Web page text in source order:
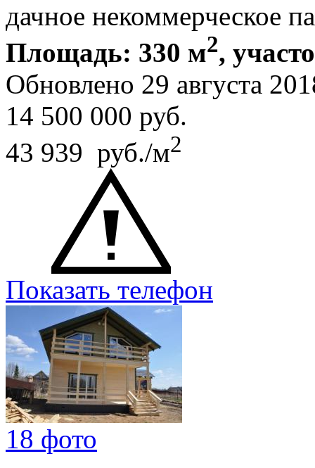
дачное некоммерческое
Площадь: 330 м2,
Обновлено 29 августа
14 500 000 руб.
43 939 руб./м2
Показать телефон
18 фото